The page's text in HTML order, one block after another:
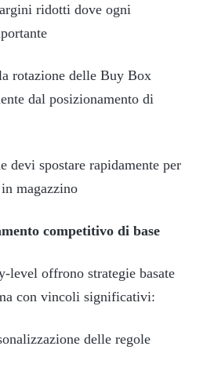
ridotti dove ogni
rotazione delle Buy Box
dal posizionamento di
devi spostare rapidamente per
magazzino
competitivo di base
level offrono strategie basate
con vincoli significativi:
delle regole